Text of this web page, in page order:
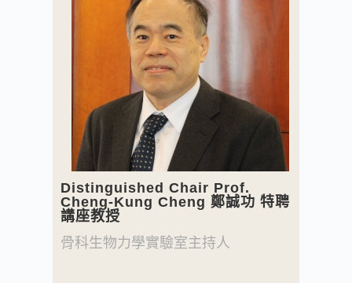
Distinguished Chair Prof.
Cheng-Kung Cheng 鄭誠功 特聘
講座教授
骨科生物力學實驗室主持人